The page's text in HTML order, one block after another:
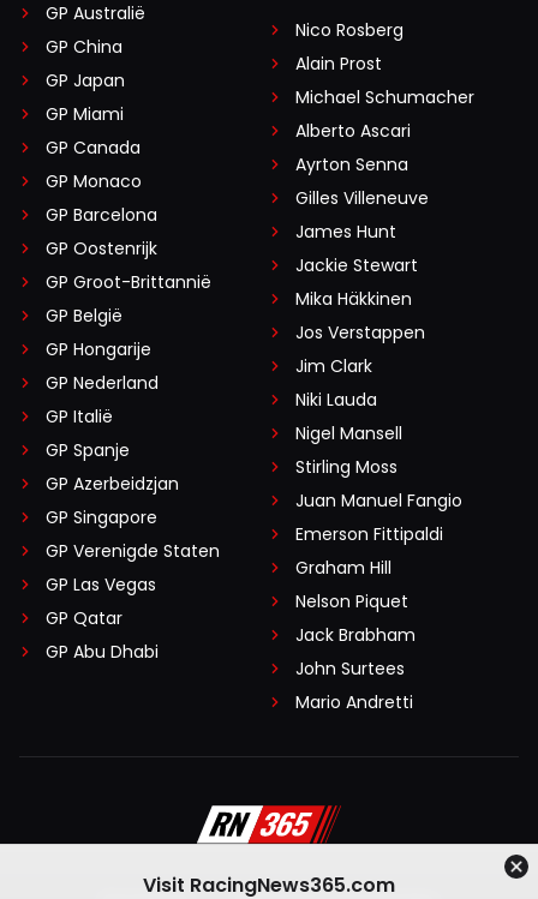
GP Australië
GP China
GP Japan
GP Miami
GP Canada
GP Monaco
GP Barcelona
GP Oostenrijk
GP Groot-Brittannië
GP België
GP Hongarije
GP Nederland
GP Italië
GP Spanje
GP Azerbeidzjan
GP Singapore
GP Verenigde Staten
GP Las Vegas
GP Qatar
GP Abu Dhabi
Nico Rosberg
Alain Prost
Michael Schumacher
Alberto Ascari
Ayrton Senna
Gilles Villeneuve
James Hunt
Jackie Stewart
Mika Häkkinen
Jos Verstappen
Jim Clark
Niki Lauda
Nigel Mansell
Stirling Moss
Juan Manuel Fangio
Emerson Fittipaldi
Graham Hill
Nelson Piquet
Jack Brabham
John Surtees
Mario Andretti
Visit RacingNews365.com